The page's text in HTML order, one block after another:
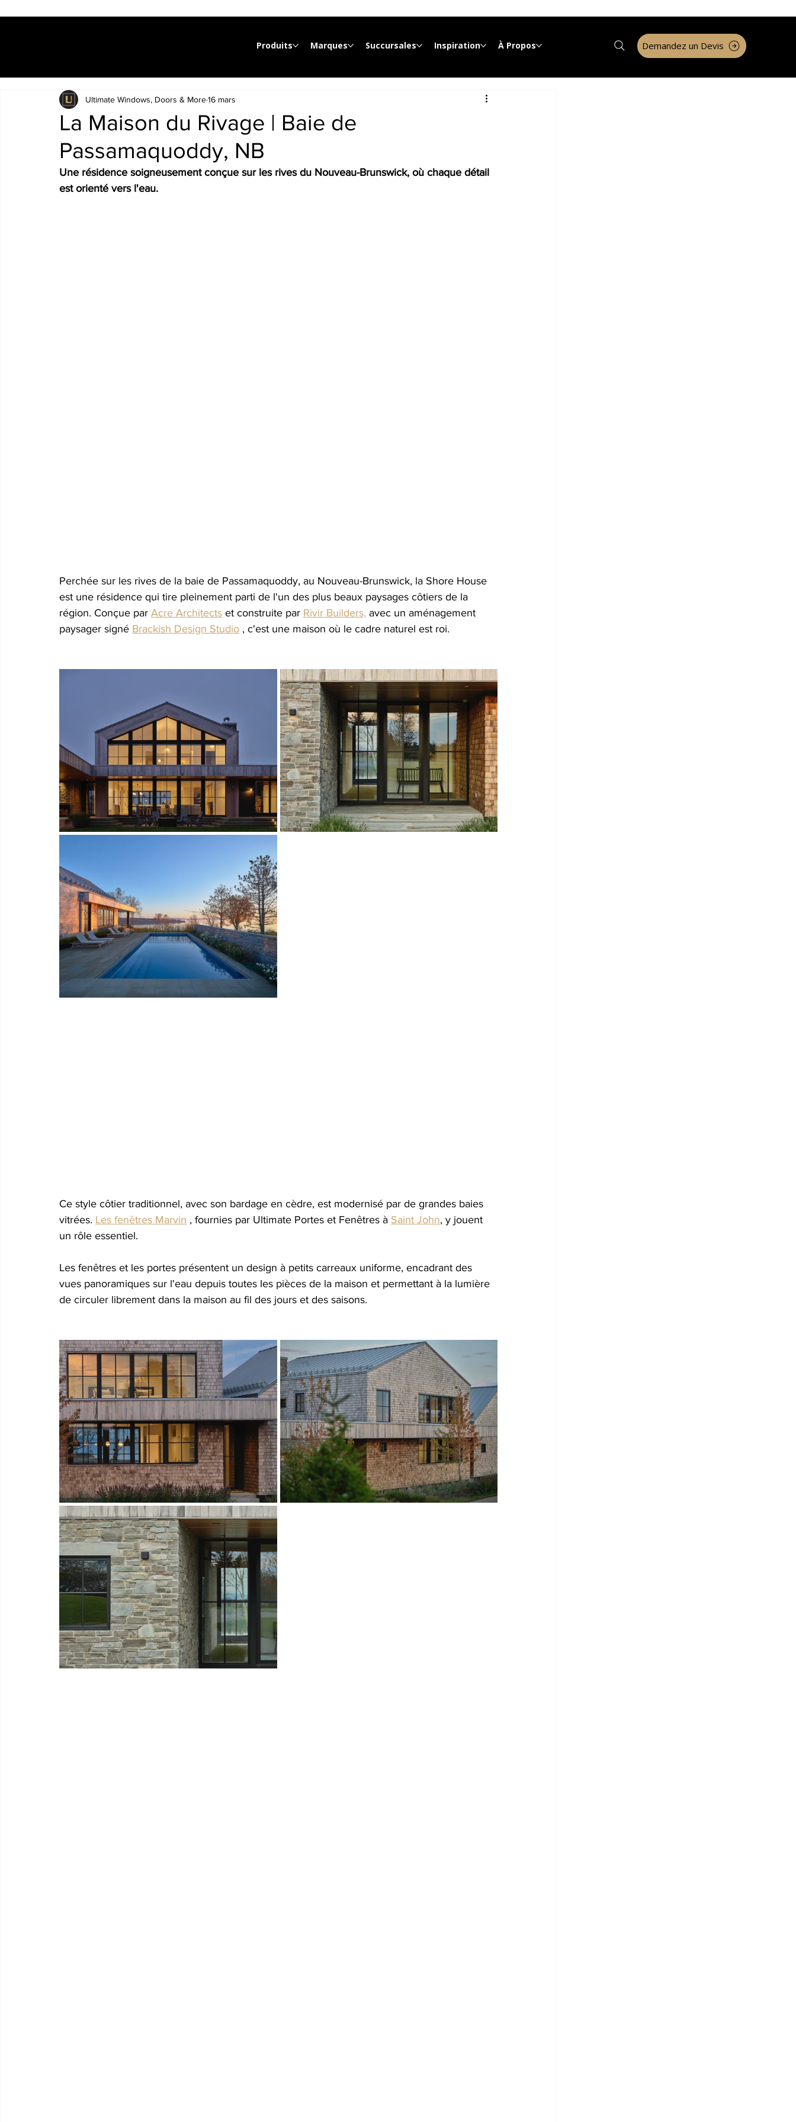
Demandez un Devis
Produits Marques Succursales Inspiration À Propos
La Maison du Rivage | Baie de
Passamaquoddy, NB
Ultimate Windows, Doors & More16 mars
Une résidence soigneusement conçue sur les rives du Nouveau-Brunswick, où chaque détail
est orienté vers l'eau.
Perchée sur les rives de la baie de Passamaquoddy, au Nouveau-Brunswick, la Shore House
est une résidence qui tire pleinement parti de l'un des plus beaux paysages côtiers de la
région. Conçue par Acre Architects et construite par Rivir Builders, avec un aménagement
paysager signé Brackish Design Studio , c'est une maison où le cadre naturel est roi.
Ce style côtier traditionnel, avec son bardage en cèdre, est modernisé par de grandes baies
vitrées. Les fenêtres Marvin , fournies par Ultimate Portes et Fenêtres à Saint John, y jouent
un rôle essentiel.
Les fenêtres et les portes présentent un design à petits carreaux uniforme, encadrant des
vues panoramiques sur l'eau depuis toutes les pièces de la maison et permettant à la lumière
de circuler librement dans la maison au fil des jours et des saisons.